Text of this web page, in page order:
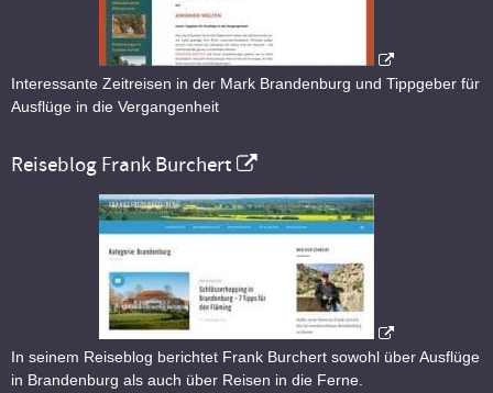
Interessante Zeitreisen in der Mark Brandenburg und Tippgeber für
Ausflüge in die Vergangenheit
Reiseblog Frank Burchert
In seinem Reiseblog berichtet Frank Burchert sowohl über Ausflüge
in Brandenburg als auch über Reisen in die Ferne.